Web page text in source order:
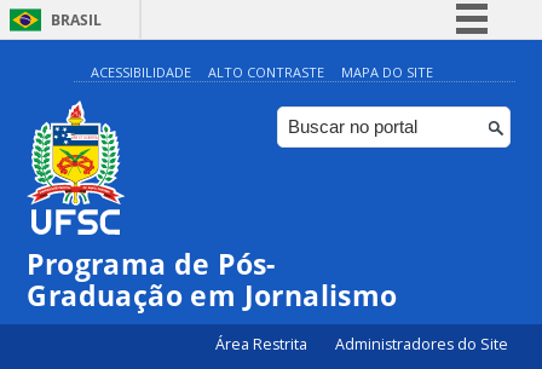
BRASIL
Simplifique!
Comunica BR
Participe
ACESSIBILIDADE ALTO CONTRASTE MAPA DO SITE
Programa de Pós-
Graduação em Jornalismo
Área Restrita Administradores do Site